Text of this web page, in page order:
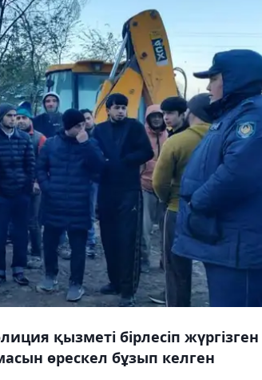
қызметі бірлесіп жүргізген
өрескел бұзып келген